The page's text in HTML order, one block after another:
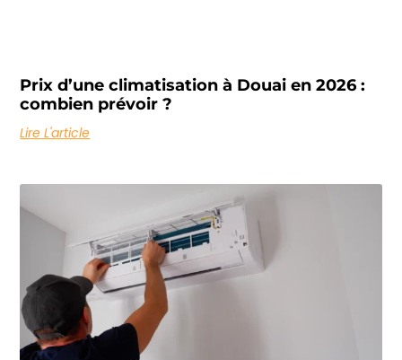
Prix d’une climatisation à Douai en 2026 :
combien prévoir ?
Lire L'article